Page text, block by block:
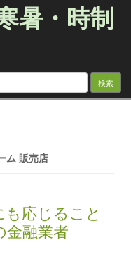
暑・時制
to content
ム 販売店
応じること
金融業者